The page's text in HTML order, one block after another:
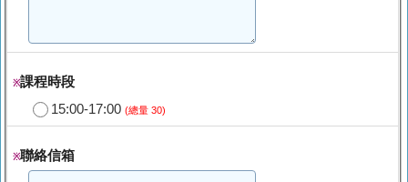
※課程時段
15:00-17:00 (總量 30)
※聯絡信箱